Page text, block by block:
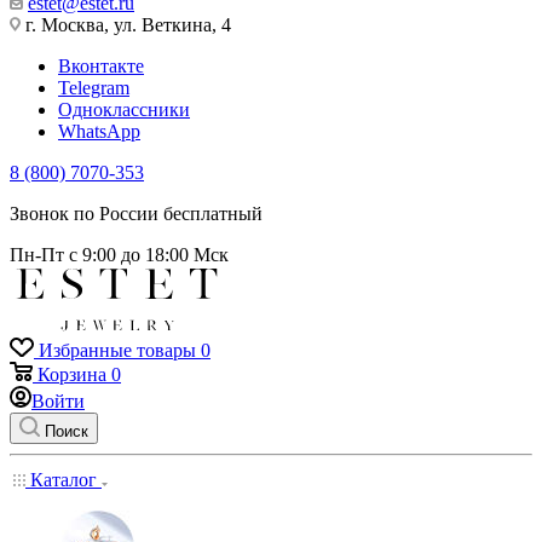
г. Москва, ул. Веткина, 4
Вконтакте
Telegram
Одноклассники
WhatsApp
8 (800) 7070-353
Звонок по России бесплатный
Пн-Пт с 9:00 до 18:00 Мск
Избранные товары 0
Корзина 0
Войти
Поиск
Каталог